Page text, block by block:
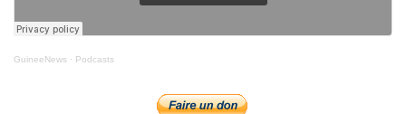
GuineeNews · Podcasts